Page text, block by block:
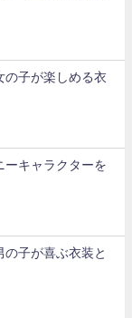
の子が楽しめる衣
ーキャラクターを
子が喜ぶ衣装と